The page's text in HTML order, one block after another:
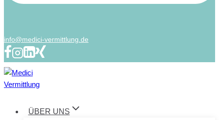
info@medici-vermittlung.de
ÜBER UNS